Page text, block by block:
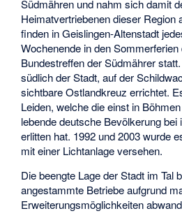
Südmähren und nahm sich damit
Heimatvertriebenen dieser Region
finden in Geislingen-Altenstadt
Wochenende in den Sommerferien
Bundestreffen der Südmährer
südlich der Stadt, auf der
sichtbare Ostlandkreuz errichtet.
Leiden, welche die einst in
lebende deutsche Bevölkerung bei
erlitten hat. 1992 und 2003 wurde
mit einer Lichtanlage versehen.
Die beengte Lage der Stadt im Tal
angestammte Betriebe aufgrund
Erweiterungsmöglichkeiten